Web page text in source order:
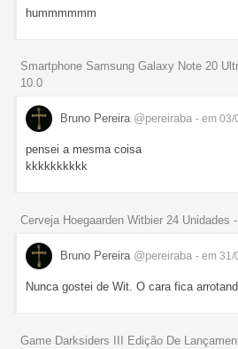
hummmmmm
Smartphone Samsung Galaxy Note 20
10.0
Bruno Pereira @pereiraba - em 03/
pensei a mesma coisa
kkkkkkkkkk
Cerveja Hoegaarden Witbier 24 Unidades -
Bruno Pereira @pereiraba - em 31/
Nunca gostei de Wit. O cara fica
Game Darksiders III Edição De